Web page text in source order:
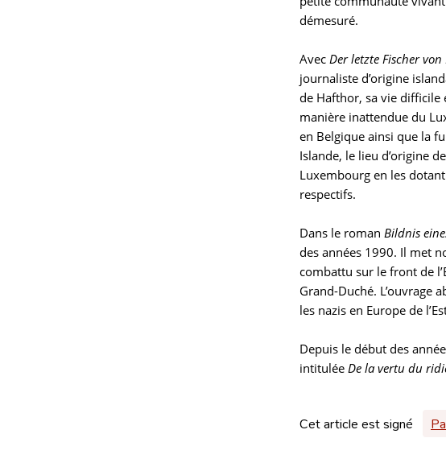
démesuré.
Avec Der letzte Fischer
journaliste d’origine
de Hafthor, sa vie difficile
manière inattendue du
en Belgique ainsi que la
Islande, le lieu d’origine
Luxembourg en les
respectifs.
Dans le roman Bildnis
des années 1990. Il met
combattu sur le front de
Grand-Duché. L’ouvrage
les nazis en Europe de
Depuis le début des
intitulée De la vertu du
Cet article est signé